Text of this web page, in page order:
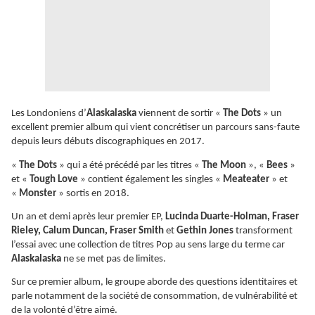
Les Londoniens d’Alaskalaska viennent de sortir « The Dots » un
excellent premier album qui vient concrétiser un parcours sans-faute
depuis leurs débuts discographiques en 2017.
« The Dots » qui a été précédé par les titres « The Moon », « Bees »
et « Tough Love » contient également les singles « Meateater » et
« Monster » sortis en 2018.
Un an et demi après leur premier EP, Lucinda Duarte-Holman, Fraser
Rieley, Calum Duncan, Fraser Smith et Gethin Jones transforment
l’essai avec une collection de titres Pop au sens large du terme car
Alaskalaska ne se met pas de limites.
Sur ce premier album, le groupe aborde des questions identitaires et
parle notamment de la société de consommation, de vulnérabilité et
de la volonté d’être aimé.